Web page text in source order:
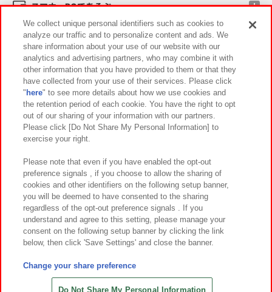
スマホ・PCであそぶ
イベント・キャンペーン
関連会社 サステナビリティ サイトポリシー
プライバシーポリシー ウェブアクセシビリティ方針と検証結果
お取引先さまとともに
カスタマーハラスメント対応方針 よくあるご質問・お問い合わせ
©Bandai Namco Amusement Inc.
©Bandai Namco Amusement Lab Inc.
©HANAYASHIKI Co., Ltd. All Rights Reserved.
We collect unique personal identifiers such as cookies to
analyze our traffic and to personalize content and ads. We
share information about your use of our website with our
analytics and advertising partners, who may combine it with
other information that you have provided to them or that they
have collected from your use of their services. Please click
" here" to see more details about how we use cookies and
the retention period of each cookie. You have the right to opt
out of our sharing of your information with our partners.
Please click [Do Not Share My Personal Information] to
exercise your right.
Please note that even if you have enabled the opt-out
preference signals , if you choose to allow the sharing of
cookies and other identifiers on the following setup banner,
you will be deemed to have consented to the sharing
regardless of the opt-out preference signals . If you
understand and agree to this setting, please manage your
consent on the following setup banner by clicking the link
below, then click 'Save Settings' and close the banner.
Change your share preference
Do Not Share My Personal Information